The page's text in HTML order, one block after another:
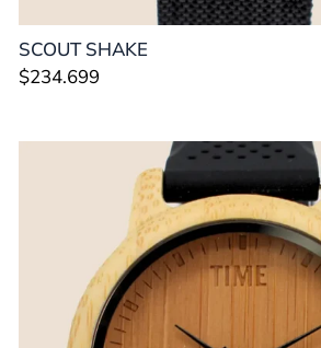
SCOUT SHAKE
$234.699